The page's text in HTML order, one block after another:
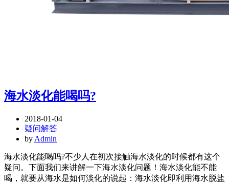
海水淡化能喝吗?
2018-01-04
疑问解答
by Admin
海水淡化能喝吗?不少人在初次接触海水淡化的时候都有这个
疑问。下面我们来讲解一下海水淡化问题！海水淡化能不能
喝，就要从海水是如何淡化的说起：海水淡化即利用海水脱盐